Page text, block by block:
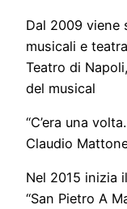
Dal 2009 viene
musicali e
Teatro di
del musical
“C’era una
Claudio
Nel 2015 inizia
“San Pietro A